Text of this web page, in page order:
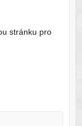
stránku pro